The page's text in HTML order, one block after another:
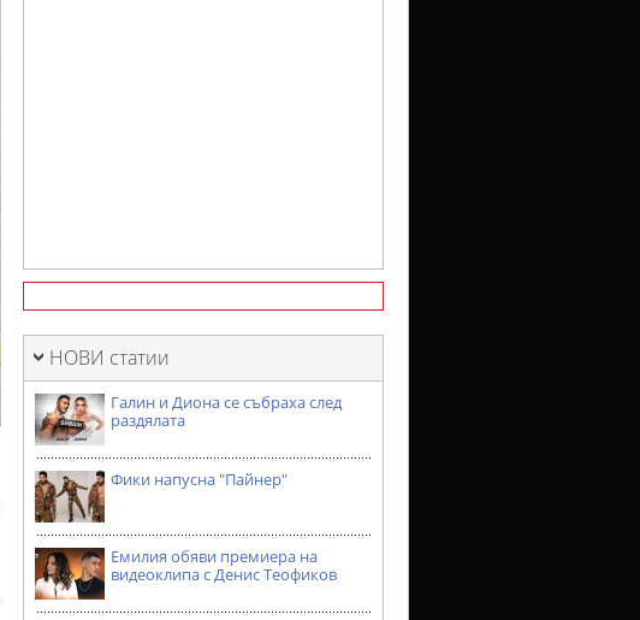
НОВИ статии
Галин и Диона се събраха след
раздялата
Фики напусна "Пайнер"
Емилия обяви премиера на
видеоклипа с Денис Теофиков